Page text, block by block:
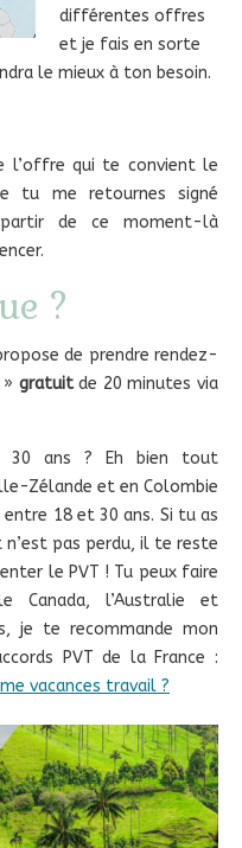
différentes offres
et je fais en sorte
le mieux à ton besoin.
l’offre qui te convient le
tu me retournes signé
de ce moment-là
?
de prendre rendez-
gratuitde 20 minutes via
30 ans ? Eh bien tout
Zélande et en Colombie
18 et 30 ans. Si tu as
pas perdu, il te reste
le PVT ! Tu peux faire
Canada, l’Australie et
je te recommande mon
PVT de la France :
vacances travail ?